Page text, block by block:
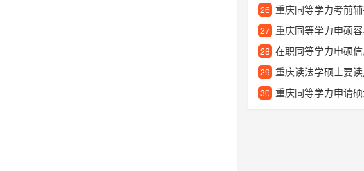
26 重庆同等学力考前
27 重庆同等学力申硕
28 在职同等学力申硕
29 重庆读法学硕士要
30 重庆同等学力申请